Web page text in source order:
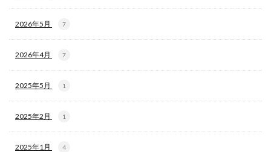
2026年5月 7
2026年4月 7
2025年5月 1
2025年2月 1
2025年1月 4